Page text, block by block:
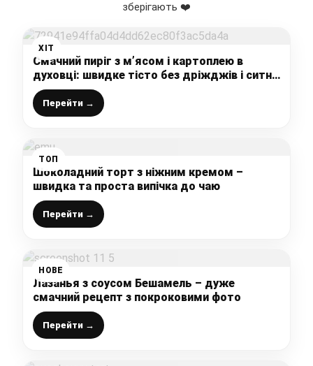
зберігають ❤️
ХІТ
Смачний пиріг з м’ясом і картоплею в
духовці: швидке тісто без дріжджів і ситна
соковита начинка ідеально поєднуються
між собою
Перейти →
ТОП
Шоколадний торт з ніжним кремом –
швидка та проста випічка до чаю
Перейти →
НОВЕ
Лазанья з соусом Бешамель – дуже
смачний рецепт з покроковими фото
Перейти →